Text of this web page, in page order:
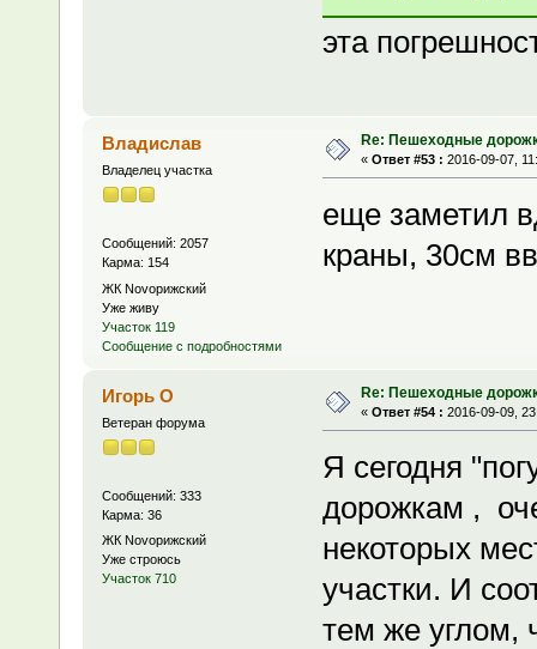
эта
Владислав
Владелец участка
Сообщений: 2057
Карма: 154
ЖК Novoрижский
Уже живу
Участок 119
Сообщение с подробностями
Re: Пешеходные
« Ответ #53 : 2016-09-07,
еще заметил
краны, 30см
Игорь О
Ветеран форума
Сообщений: 333
Карма: 36
ЖК Novoрижский
Уже строюсь
Участок 710
Re: Пешеходные
« Ответ #54 : 2016-09-09,
Я сегодня
дорожкам ,
некоторых
участки. И
тем же углом,